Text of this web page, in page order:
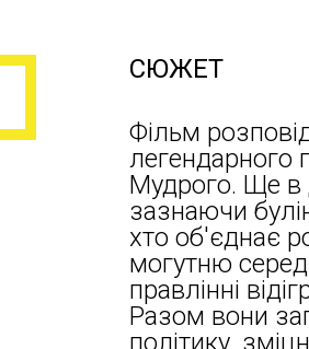
СЮЖЕТ
Фільм
легендарного
Мудрого. Ще в
зазнаючи
хто об'єднає
могутню
правлінні
Разом вони
політику,